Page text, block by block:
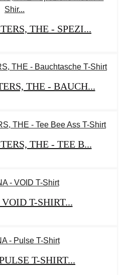
THE - SPEZI...
THE - BAUCH...
THE - TEE B...
T-SHIRT...
T-SHIRT...